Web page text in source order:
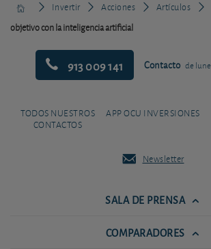
Invertir Acciones Artículos
objetivo con la inteligencia artificial
913 009 141 Contacto de
TODOS NUESTROS
CONTACTOS
APP OCU INVERSIONES
Newsletter
SALA DE PRENSA
COMPARADORES